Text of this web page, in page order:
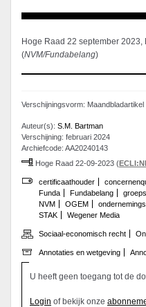
Hoge Raad 22 september
(NVM/Fundabelang)
Verschijningsvorm: Maandbladartikel
Auteur(s): S.M. Bartman
Verschijning: februari 2024
Archiefcode: AA20240143
Hoge Raad 22-09-2023 (
certificaathouder
Funda
Fundabelang
NVM
OGEM
STAK
Wegener Media
Sociaal-economisch recht
Annotaties en wetgeving
U heeft geen toegang tot de
Login of bekijk onze